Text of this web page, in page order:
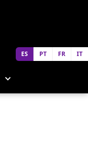
ES PT FR IT